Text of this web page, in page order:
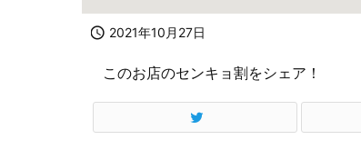
 2021年10月27日
このお店のセンキョ割をシェア！